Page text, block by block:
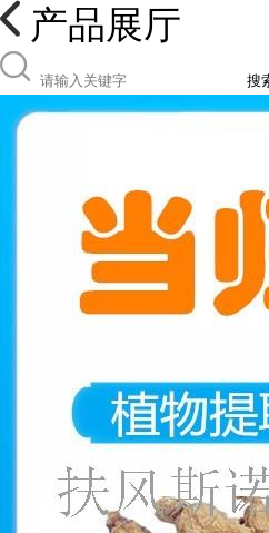
产品展厅
搜